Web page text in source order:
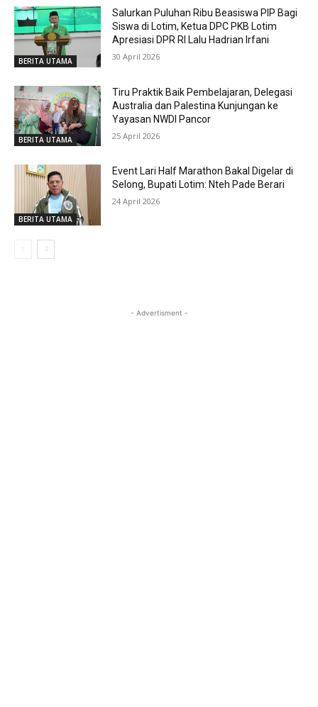
BERITA UTAMA
Salurkan Puluhan Ribu Beasiswa PIP Bagi
Siswa di Lotim, Ketua DPC PKB Lotim
Apresiasi DPR RI Lalu Hadrian Irfani
30 April 2026
BERITA UTAMA
Tiru Praktik Baik Pembelajaran, Delegasi
Australia dan Palestina Kunjungan ke
Yayasan NWDI Pancor
25 April 2026
BERITA UTAMA
Event Lari Half Marathon Bakal Digelar di
Selong, Bupati Lotim: Nteh Pade Berari
24 April 2026
- Advertisment -